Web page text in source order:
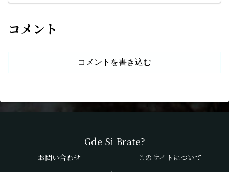
コメント
コメントを書き込む
Gde Si Brate?
お問い合わせ
このサイトについて